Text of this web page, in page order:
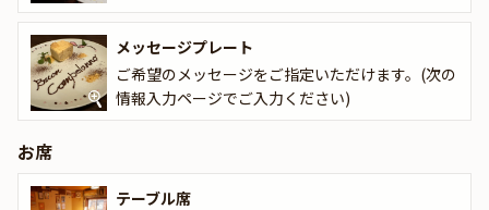
メッセージプレート
ご希望のメッセージをご指定いただけます。(次の
情報入力ページでご入力ください)
お席
テーブル席